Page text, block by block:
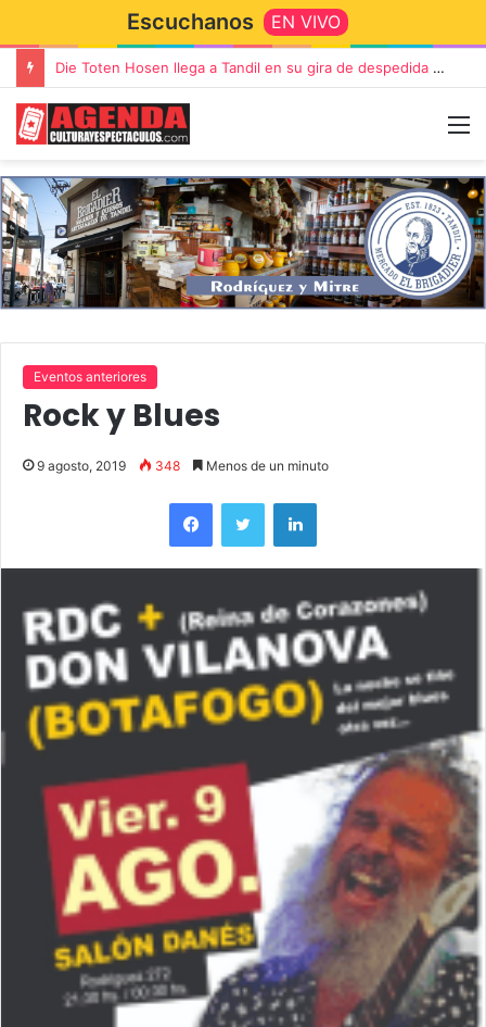
Escuchanos EN VIVO
Die Toten Hosen llega a Tandil en su gira de despedida «Fútbol, Asado, Vino y Adiós Amigos»
Eventos anteriores
Rock y Blues
9 agosto, 2019 348 Menos de un minuto